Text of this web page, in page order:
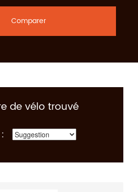
Comparer
de vélo trouvé